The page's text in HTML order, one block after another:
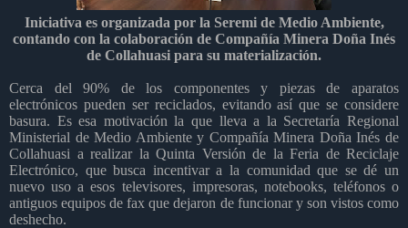
Iniciativa es organizada por la Seremi de Medio Ambiente,
contando con la colaboración de Compañía Minera Doña Inés
de Collahuasi para su materialización.
Cerca del 90% de los componentes y piezas de aparatos
electrónicos pueden ser reciclados, evitando así que se considere
basura. Es esa motivación la que lleva a la Secretaría Regional
Ministerial de Medio Ambiente y Compañía Minera Doña Inés de
Collahuasi a realizar la Quinta Versión de la Feria de Reciclaje
Electrónico, que busca incentivar a la comunidad que se dé un
nuevo uso a esos televisores, impresoras, notebooks, teléfonos o
antiguos equipos de fax que dejaron de funcionar y son vistos como
deshecho.